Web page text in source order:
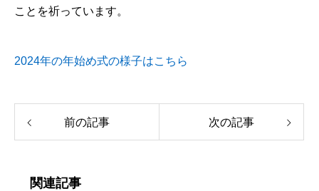
ことを祈っています。
2024年の年始め式の様子はこちら
前の記事 次の記事
関連記事